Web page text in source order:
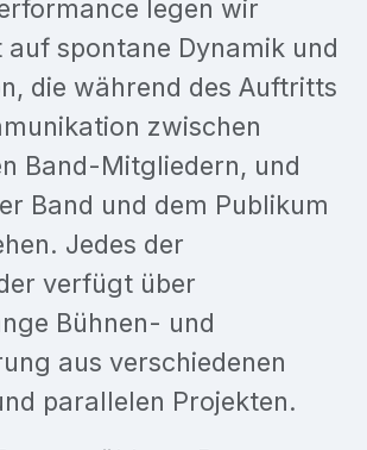
legen wir
auf spontane Dynamik und
die während des Auftritts
zwischen
Band-Mitgliedern, und
Band und dem Publikum
Jedes der
verfügt über
Bühnen- und
aus verschiedenen
parallelen Projekten.